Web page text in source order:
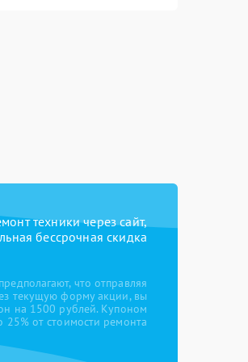
техники через сайт,
бессрочная скидка
что отправляя
текущую форму акции, вы
на 1500 рублей. Купоном
25% от стоимости ремонта